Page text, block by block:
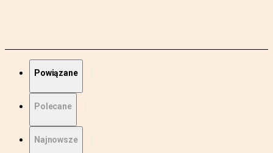
Powiązane
Polecane
Najnowsze